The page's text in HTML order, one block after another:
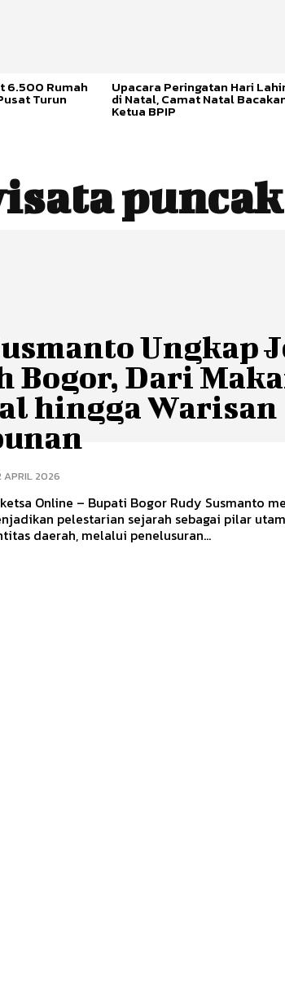
6.500 Rumah
Turun
Upacara Peringatan Hari
di Natal, Camat Natal
Ketua BPIP
Ungkap
Bogor, Dari
hingga Warisan
APRIL 2026
Online – Bupati Bogor Rudy Susmanto
pelestarian sejarah sebagai pilar
daerah, melalui penelusuran...